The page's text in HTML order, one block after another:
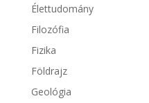
Élettudomány
Filozófia
Fizika
Földrajz
Geológia